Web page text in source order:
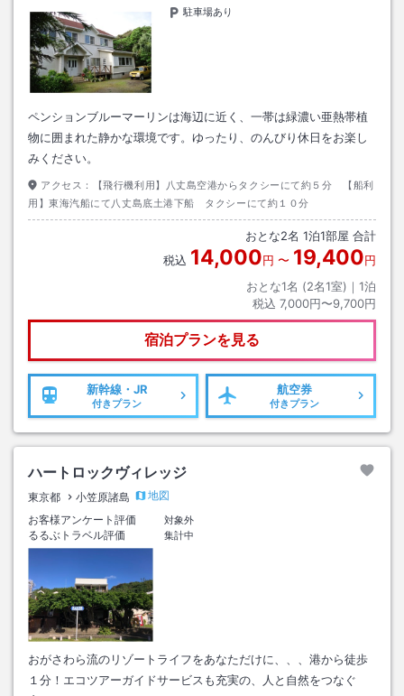
駐車場あり
ペンションブルーマーリンは海辺に近く、一帯は緑濃い亜熱帯植
物に囲まれた静かな環境です。ゆったり、のんびり休日をお楽し
みください。
アクセス：
【飛行機利用】八丈島空港からタクシーにて約５分 【船利
用】東海汽船にて八丈島底土港下船 タクシーにて約１０分
おとな2名 1泊1部屋 合計
税込 14,000円 〜 19,400円
おとな1名 (2名1室)｜ 1泊
税込 7,000円〜9,700円
宿泊プランを見る
新幹線・JR
付きプラン
航空券
付きプラン
ハートロックヴィレッジ
東京都 小笠原諸島
地図
お客様アンケート評価
対象外
るるぶトラベル評価 集計中
おがさわら流のリゾートライフをあなただけに、、、港から徒歩
１分！エコツアーガイドサービスも充実の、人と自然をつなぐ